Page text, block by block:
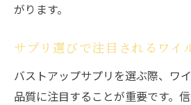
がります。
サプリ選びで注目されるワイ
バストアップサプリを選ぶ際、ワ
品質に注目することが重要です。